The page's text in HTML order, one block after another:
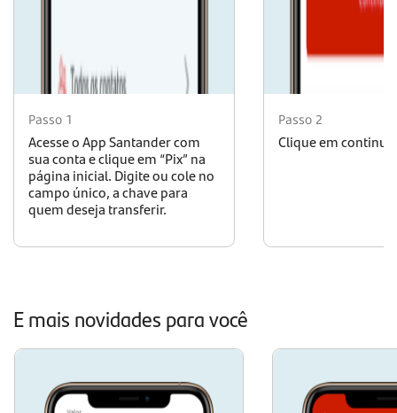
Passo 1
Acesse o App Santander com
sua conta e clique em “Pix” na
página inicial. Digite ou cole no
campo único, a chave para
quem deseja transferir.
Passo 2
Clique em
E mais novidades para você